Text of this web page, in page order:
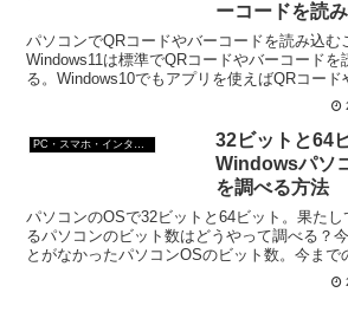
ーコードを読
パソコンでQRコードやバーコードを読み込む
Windows11は標準でQRコードやバーコードを
る。Windows10でもアプリを使えばQRコード
32ビットと64
Windowsパソ
を調べる方法
パソコンのOSで32ビットと64ビット。果た
るパソコンのビット数はどうやって調べる？
とがなかったパソコンOSのビット数。今まで
たので、悩む必要もなかったのだが・・・。